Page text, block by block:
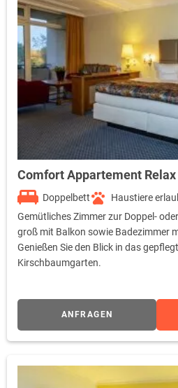
Comfort Appartement Relax
Doppelbett Haustiere
Gemütliches Zimmer zur Doppel-
groß mit Balkon sowie Badezimmer
Genießen Sie den Blick in das
Kirschbaumgarten.
ANFRAGEN